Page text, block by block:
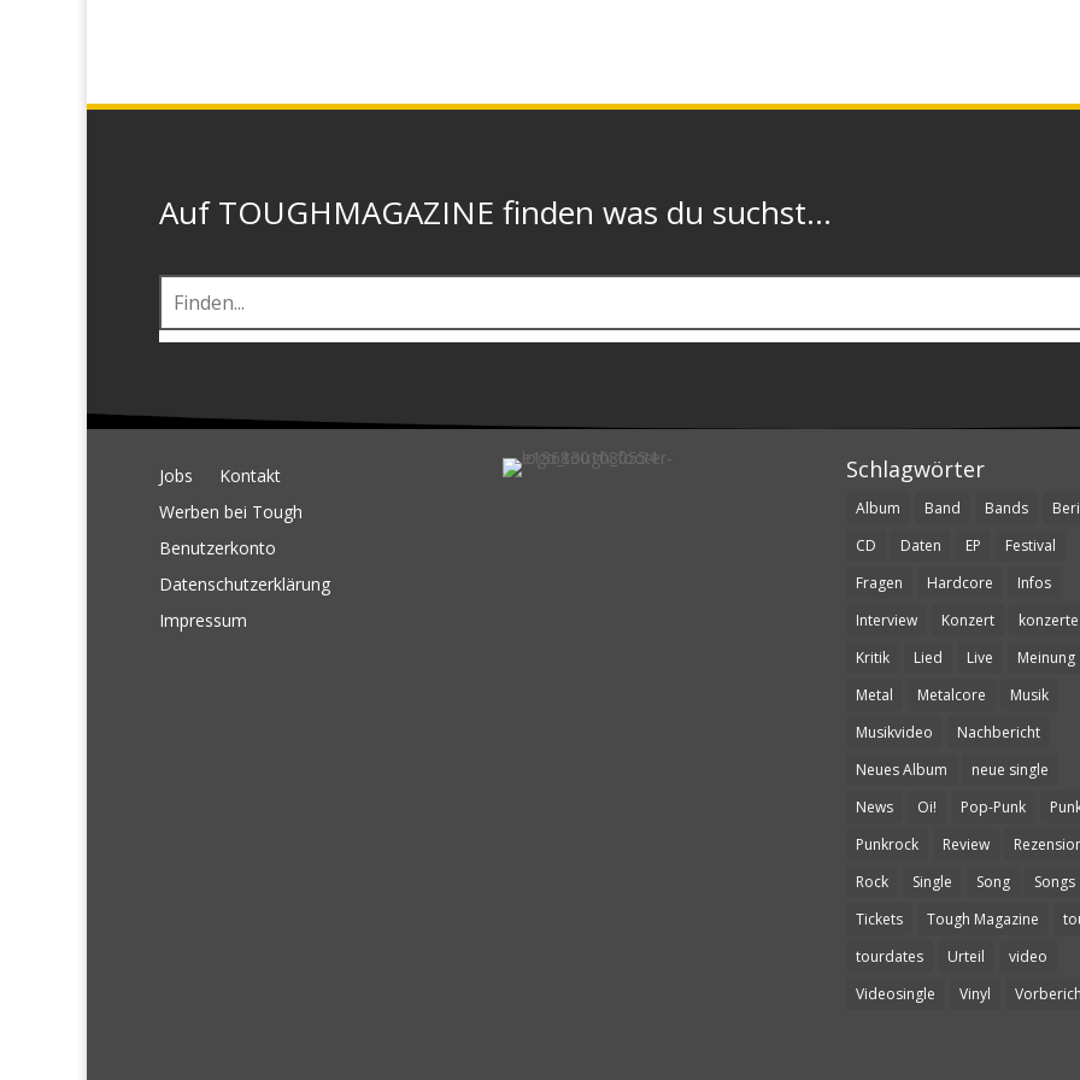
Auf TOUGHMAGAZINE finden was du suchst...
Jobs
Kontakt
Werben bei Tough
Benutzerkonto
Datenschutzerklärung
Impressum
Schlagwörter
Album Band Bands
CD
Daten EP
Festival
Fragen
Hardcore
Infos
Interview
Konzert
konzerte
Kritik
Lied Live
Meinung
Metal
Metalcore
Musik
Musikvideo
Nachbericht
Neues Album
neue single
News
Oi! Pop-Punk
Punkrock
Review
Rock
Single Song
Songs
Tickets
Tough Magazine
tourdates
Urteil
video
Videosingle
Vinyl